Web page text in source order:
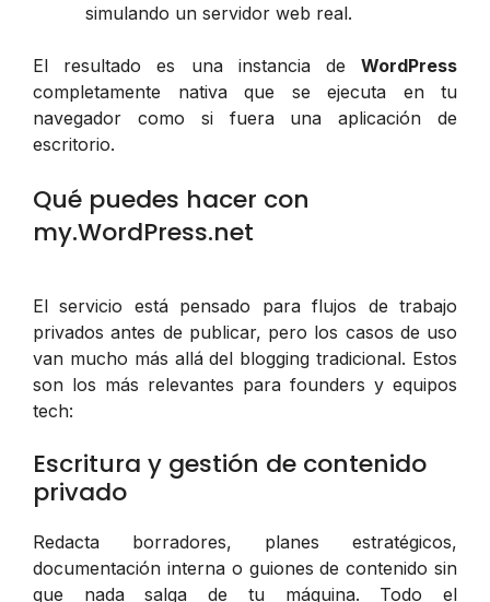
simulando un servidor web real.
El resultado es una instancia de WordPress
completamente nativa que se ejecuta en tu
navegador como si fuera una aplicación de
escritorio.
Qué puedes hacer con
my.WordPress.net
El servicio está pensado para flujos de trabajo
privados antes de publicar, pero los casos de uso
van mucho más allá del blogging tradicional. Estos
son los más relevantes para founders y equipos
tech:
Escritura y gestión de contenido
privado
Redacta borradores, planes estratégicos,
documentación interna o guiones de contenido sin
que nada salga de tu máquina. Todo el